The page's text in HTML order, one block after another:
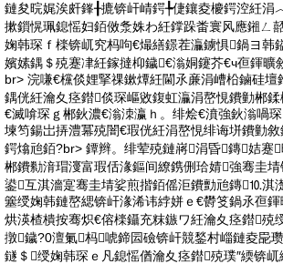
鏈夋晥娓涘皯鎽╂摝锛屽崝鍔╄倢鑲夌櫦鍔涳紝涓
摗鎻愰珮鎴愮妇銆傚洜姝わ紝鐣跺畨寰风應鎺ㄥ
婅韩琛ｆ檪锛屼究杩呴€熶繕鐛茬灜鐪惧鍋ヨ韩
嬪嫊鍝＄殑蹇冿紝鎵撻枊鐬€滃姛鑳芥€ч亱鍕曠
br> 浣嗛€欓倓娌掔祼鏉燂紝閫氶亷涓嶆柗鏀硅壇
鍝侊紝瀹夊痉鐟倓琛嶇敓鍑虹灜涓嶅悓鐨勭郴
€滅啽琛ｇ郴鈥濃€滃洓瀛ｈ。绯烩€濆強鈥滃喎
堜笉鍚岀挵澧冪殑闇€瑕侊紝涓嶅悓绯诲垪鐨勭
鍔熻兘銆?br> 鐔辫。绯荤殑鏈嶈涓昏鏄姞蹇
郴鐨勬湇瑁濅富瑕佸湪鏂间繚鎸侀珨婧強骞圭
鍙互淇濇寔骞圭埥娑煎揩銆傜洰鐨勯兘鏄⒑淇
簺绶婅韩鏈嶅緦锛屽湪浠讳綍姘ｅ€欎笅鍋氶亱
烘渶楂樻按骞炽€傛檪鑷充粖鏃ワ紝瀹夊痉鐟殑
撴鐬?0澶氭杩唬鍗囩礆锛屽競鍫村崰鏈夌巼
鐩＄绶婅韩琛ｅ凡鎴愮偤瀹夊痉鐟殑璞″緛锛